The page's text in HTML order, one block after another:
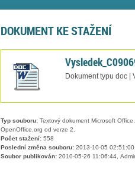
DOKUMENT KE STAŽENÍ
Dokument typu doc |
Typ souboru:Textový dokument Microsoft
OpenOffice.org od verze 2.
Počet stažení:558
Poslední změna souboru:2013-10-05 02:51:00
Soubor publikován:2010-05-26 11:06:44,